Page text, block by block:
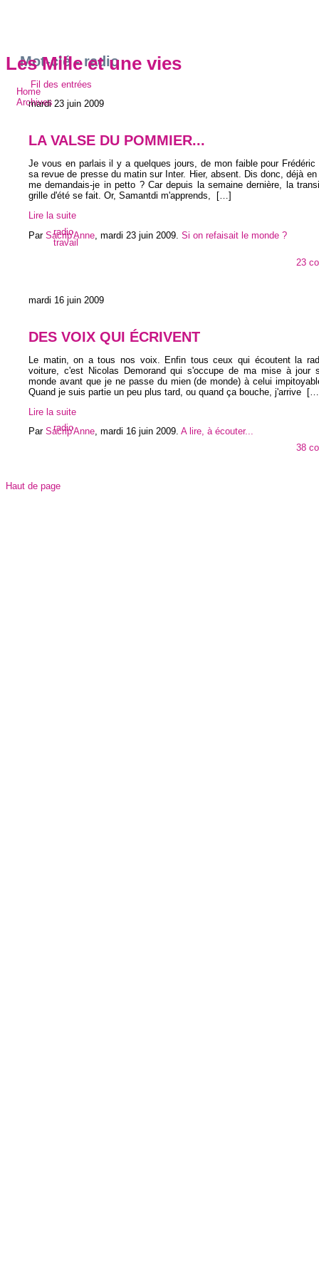
Les Mille et une vies
Home
Archives
Mot-clé - radio
Fil des entrées
mardi 23 juin 2009
LA VALSE DU POMMIER...
Je vous en parlais il y a quelques jours, de mon faible pour Frédéric
sa revue de presse du matin sur Inter. Hier, absent. Dis donc, déjà
me demandais-je in petto ? Car depuis la semaine dernière, la
grille d'été se fait. Or, Samantdi m'apprends,
[…]
Lire la suite
Par Sacrip'Anne mardi 23 juin 2009 Si on refaisait le monde ?
radio
travail
23
mardi 16 juin 2009
DES VOIX QUI ÉCRIVENT
Le matin, on a tous nos voix. Enfin tous ceux qui écoutent la
voiture, c'est Nicolas Demorand qui s'occupe de ma mise à jour
monde avant que je ne passe du mien (de monde) à celui
Quand je suis partie un peu plus tard, ou quand ça bouche, j'arrive
Lire la suite
Par Sacrip'Anne, mardi 16 juin 2009. A lire, à écouter...
radio
38
Haut de page